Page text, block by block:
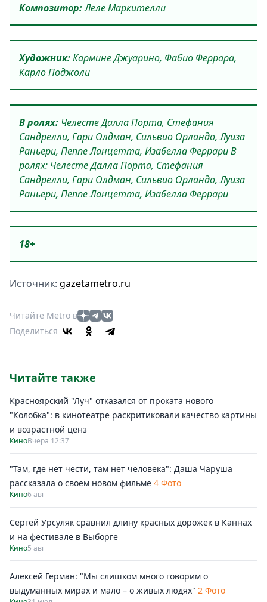
Композитор:Леле Маркителли
Художник:Кармине Джуарино, Фабио Феррара,
Карло Поджоли
В ролях: Челесте Далла Порта, Стефания
Сандрелли, Гари Олдман, Сильвио Орландо, Луиза
Раньери, Пеппе Ланцетта, Изабелла Феррари В
ролях: Челесте Далла Порта, Стефания
Сандрелли, Гари Олдман, Сильвио Орландо, Луиза
Раньери, Пеппе Ланцетта, Изабелла Феррари
18+
Источник: gazetametro.ru
Читайте Metro в
Поделиться
Читайте также
Красноярский "Луч" отказался от проката нового
"Колобка": в кинотеатре раскритиковали качество картины
и возрастной ценз
КиноВчера 12:37
"Там, где нет чести, там нет человека": Даша Чаруша
рассказала о своём новом фильме 4 Фото
Кино6 авг
Сергей Урсуляк сравнил длину красных дорожек в Каннах
и на фестивале в Выборге
Кино5 авг
Алексей Герман: "Мы слишком много говорим о
выдуманных мирах и мало – о живых людях" 2 Фото